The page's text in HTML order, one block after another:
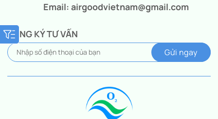
Email: airgoodvietnam@gmail.com
ĐĂNG KÝ TƯ VẤN